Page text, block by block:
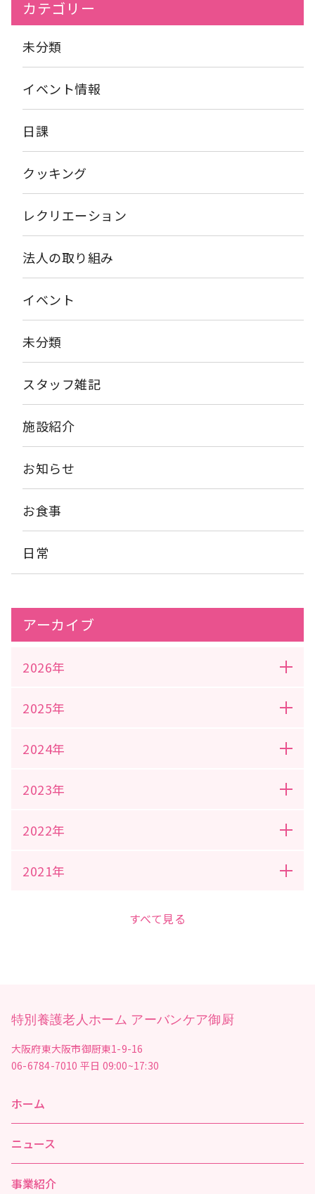
に、お雛様のコマを乗せる。 ③お雛様が落ちないように、一人一
コマずつ順番に乗せる。 では、実践です☆*: .｡. o(≧▽≦)o
.｡.:*☆ 皆様上手に乗せられていますね
せられている方も
少しは季節を感じて頂けたら嬉しい
ですね
また楽しんで頂けるレクリエーションを沢山やって
いきたいと思います(●'◡'●)
カテゴリー
未分類
イベント情報
日課
クッキング
レクリエーション
法人の取り組み
イベント
未分類
スタッフ雑記
施設紹介
お知らせ
お食事
日常
アーカイブ
2026年
2025年
2024年
2023年
2022年
2021年
すべて見る
特別養護老人ホーム アーバンケア御厨
大阪府東大阪市御厨東1-9-16
06-6784-7010 平日 09:00~17:30
ホーム
ニュース
事業紹介